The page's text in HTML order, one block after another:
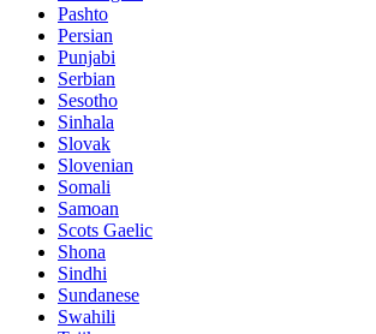
Pashto
Persian
Punjabi
Serbian
Sesotho
Sinhala
Slovak
Slovenian
Somali
Samoan
Scots Gaelic
Shona
Sindhi
Sundanese
Swahili